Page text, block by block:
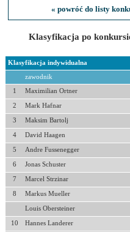
« powróć do listy
Klasyfikacja po
Klasyfikacja indywidualna
zawodnik
1 Maximilian Ortner
2 Mark Hafnar
3 Maksim Bartolj
4 David Haagen
5 Andre Fussenegger
6 Jonas Schuster
7 Marcel Strzinar
8 Markus Mueller
Louis Obersteiner
10 Hannes Landerer